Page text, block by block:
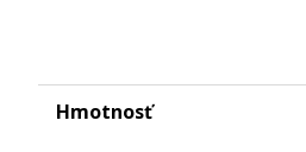
Hmotnosť